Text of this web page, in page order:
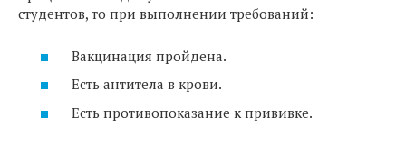
студентов, то при выполнении требований:
Вакцинация пройдена.
Есть антитела в крови.
Есть противопоказание к прививке.